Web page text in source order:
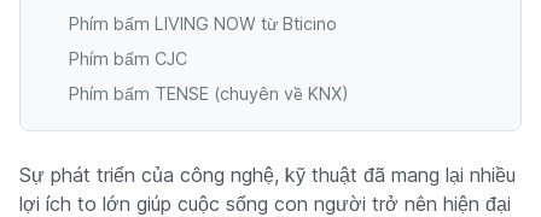
Phím bấm LIVING NOW từ Bticino
Phím bấm CJC
Phím bấm TENSE (chuyên về KNX)
Sự phát triển của công nghệ, kỹ thuật đã mang lại nhiều
lợi ích to lớn giúp cuộc sống con người trở nên hiện đại